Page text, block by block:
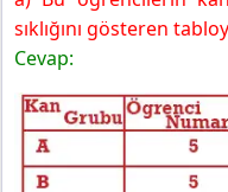
Yayınları
Örnek 7
Örnek 9
6. Sınıf Matematik
sıklığını gösteren
Cevap: